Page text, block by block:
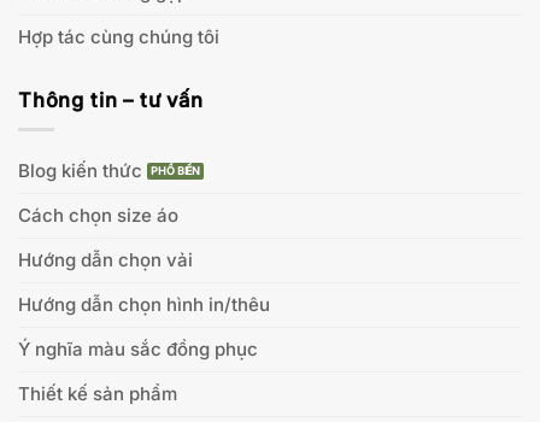
Hợp tác cùng chúng tôi
Thông tin – tư vấn
Blog kiến thức
Cách chọn size áo
Hướng dẫn chọn vải
Hướng dẫn chọn hình in/thêu
Ý nghĩa màu sắc đồng phục
Thiết kế sản phẩm